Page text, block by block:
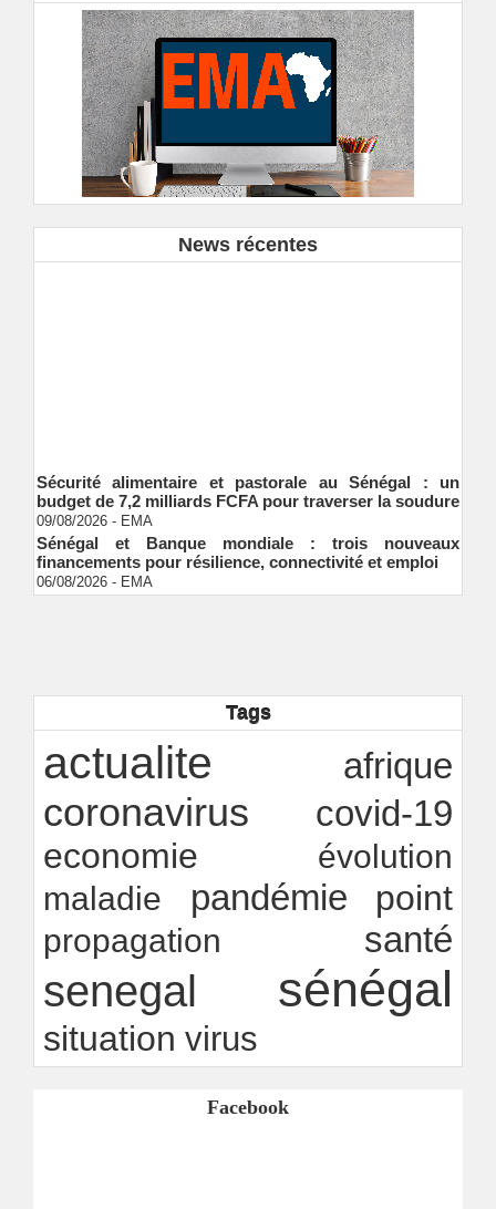
News récentes
Sécurité alimentaire et pastorale au Sénégal : un
budget de 7,2 milliards FCFA pour traverser la soudure
09/08/2026 - EMA
Sénégal et Banque mondiale : trois nouveaux
financements pour résilience, connectivité et emploi
06/08/2026 -EMA
S&P global ratings valide le cadre de finance durable
citoyenne ?
Ndakhté M. GAYE
Observatoire des finances locales - Obfiloc :
transparence locale, impact national
26/07/2026 -Ndakhté M. GAYE
Tags
actualite afrique
coronavirus covid-19
economie
évolution
maladie
pandémie point
propagation santé
senegal sénégal
situation virus
Facebook